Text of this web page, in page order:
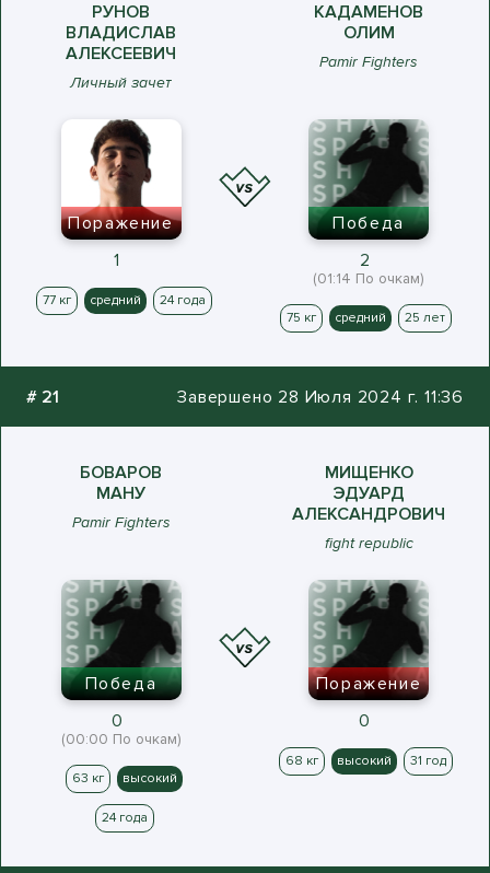
РУНОВ
ВЛАДИСЛАВ
АЛЕКСЕЕВИЧ
Личный зачет
КАДАМЕНОВ
ОЛИМ
Pamir Fighters
Поражение
1
77 кг средний 24 года
Победа
2
(01:14 По очкам)
75 кг средний 25 лет
# 21 Завершено 28 Июля 2024 г. 11:36
БОВАРОВ
МАНУ
Pamir Fighters
МИЩЕНКО
ЭДУАРД
АЛЕКСАНДРОВИЧ
fight republic
Победа
0
(00:00 По очкам)
63 кг высокий
24 года
Поражение
0
68 кг высокий 31 год